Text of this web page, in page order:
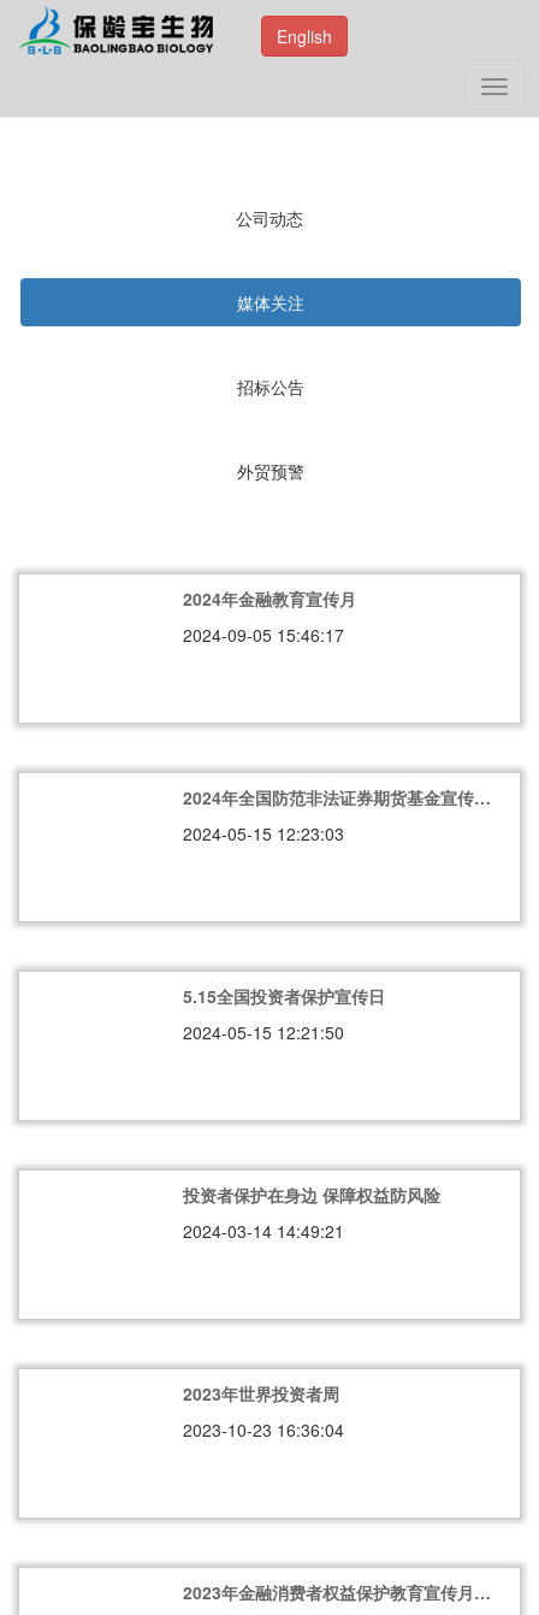
English
公司动态
媒体关注
招标公告
外贸预警
2024年金融教育宣传月
2024-09-05 15:46:17
2024年全国防范非法证券期货基金宣传月
法权益
2024-05-15 12:23:03
5.15全国投资者保护宣传日
2024-05-15 12:21:50
投资者保护在身边 保障权益防风险
2024-03-14 14:49:21
2023年世界投资者周
2023-10-23 16:36:04
2023年金融消费者权益保护教育宣传月：